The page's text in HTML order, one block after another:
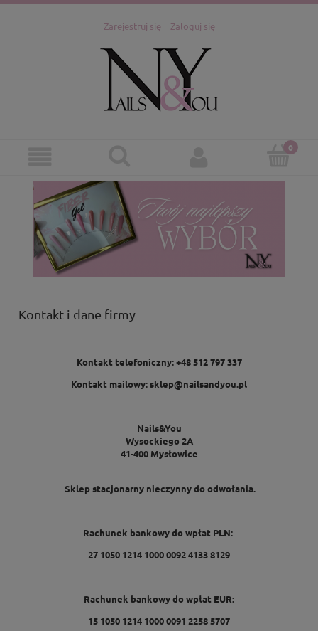
Zarejestruj się Zaloguj się
Kontakt i dane firmy
Kontakt telefoniczny: +48 512 797 337
Kontakt mailowy: sklep@nailsandyou.pl
Nails&You
Wysockiego 2A
41-400 Mysłowice
Sklep stacjonarny nieczynny do odwołania.
Rachunek bankowy do wpłat PLN:
27 1050 1214 1000 0092 4133 8129
Rachunek bankowy do wpłat EUR:
15 1050 1214 1000 0091 2258 5707